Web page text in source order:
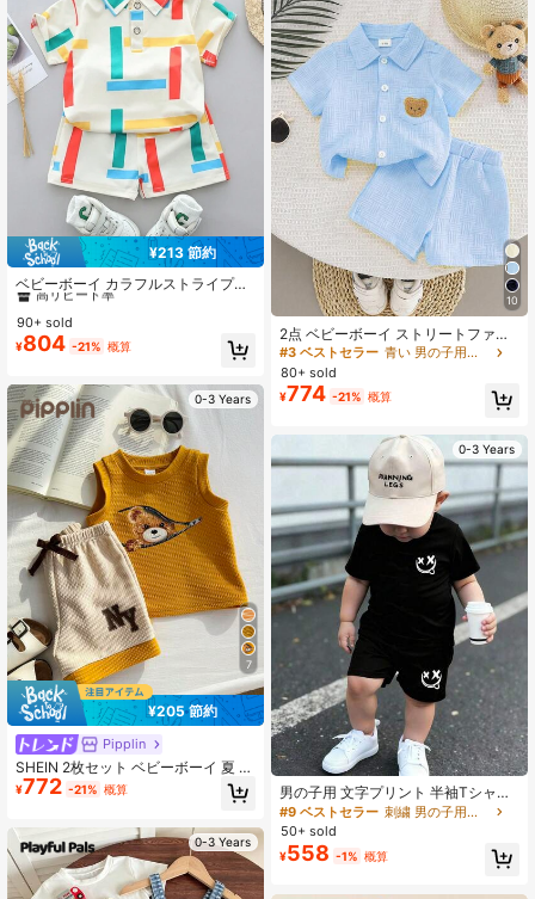
¥213 節約
ベビーボーイ カラフルストライプ襟
短袖シャツとショートパンツのセッ
ト、夏用
#2 ベストセラー
ボタン 男の子用ポロシャツ
高リピート率
#2 ベストセラー
高リピート率
#2 ベストセラー
高リピート率
#2 ベストセラー
90+ sold
¥804 -21% 概算
0-3 Years
7
¥205 節約
Pipplin
SHEIN 2枚セット ベビーボーイ 夏 カ
ジュアル かわいい 熊柄 パーカーベ
スト&ショーツセット、キッズアウト
¥772 -21% 概算
0-3 Years
10
2点 ベビーボーイ ストリートファッ
ション - テクスチャーポケット ベア
刺繍 シャツ&ショーツ
#3 ベストセラー
青い 男の子用シャツコーデ
80+ sold
¥774 -21% 概算
0-3 Years
男の子用 文字プリント 半袖Tシャツ
&ショーツ
#9 ベストセラー
刺繍 男の子用ベビーセット
50+ sold
¥558 -1% 概算